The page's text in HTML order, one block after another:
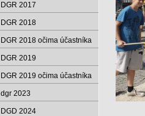
DGR 2017
DGR 2018
DGR 2018 očima účastníka
DGR 2019
DGR 2019 očima účastníka
dgr 2023
DGD 2024